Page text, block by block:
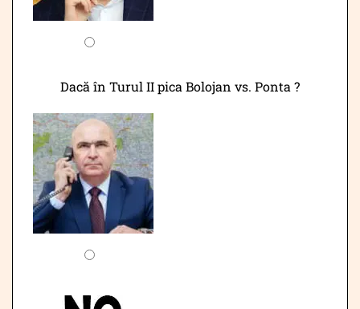
Dacă în Turul II pica Bolojan vs. Ponta ?